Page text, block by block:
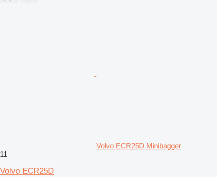
Volvo ECR25D Minibagger
11
Volvo ECR25D